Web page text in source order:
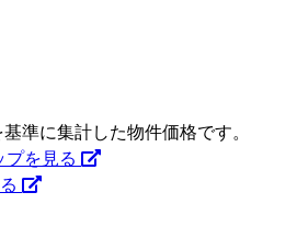
準に集計した物件価格です。
プを見る